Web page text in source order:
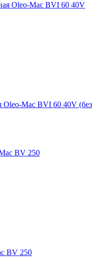
Oleo-Mac BVI 60 40V (без
BV 250